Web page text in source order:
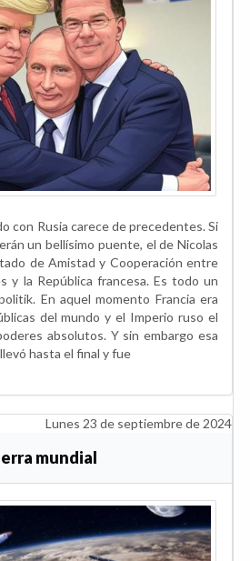
con Rusia carece de precedentes. Si
un bellísimo puente, el de Nicolas
de Amistad y Cooperación entre
y la República francesa. Es todo un
En aquel momento Francia era
del mundo y el Imperio ruso el
absolutos. Y sin embargo esa
hasta el final y fue
Lunes 23 de septiembre de 2024
mundial